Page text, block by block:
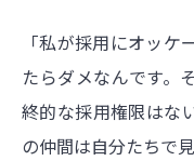
「私が採用にオッ
たらダメなんです。
終的な採用権限はな
の仲間は自分たちで